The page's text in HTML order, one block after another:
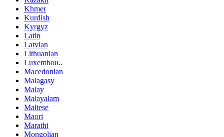
Khmer
Kurdish
Kyrgyz
Latin
Latvian
Lithuanian
Luxembou..
Macedonian
Malagasy
Malay
Malayalam
Maltese
Maori
Marathi
Mongolian